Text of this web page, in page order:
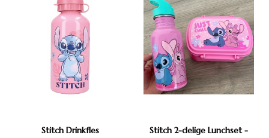
Stitch Drinkfles
Stitch 2-delige Lunchset -